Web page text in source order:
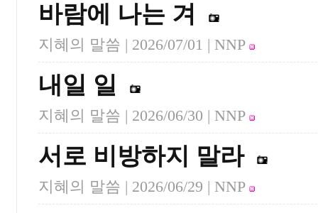
바람에 나는 겨
지혜의 말씀 | 2026/07/01 | NNP
내일 일
지혜의 말씀 | 2026/06/30 | NNP
서로 비방하지 말라
지혜의 말씀 | 2026/06/29 | NNP